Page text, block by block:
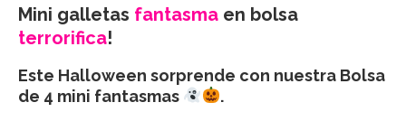
Mini galletas fantasma en bolsa
terrorifica!
Este Halloween sorprende con nuestra Bolsa
de 4 mini fantasmas
.